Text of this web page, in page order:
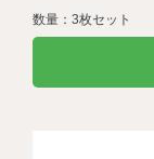
数量：3枚セット